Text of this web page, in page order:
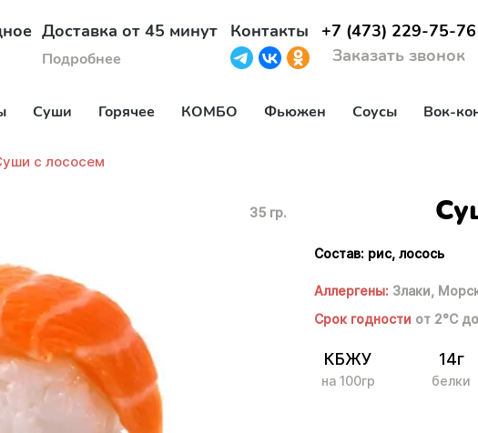
Доставка от 45 минут
Подробнее
Контакты
+7 (473) 229-75-76
Заказать звонок
Суши Горячее КОМБО Фьюжен Соусы Вок-
с лососем
35 гр.
Состав: рис, лосось
Аллергены: Злаки,
Срок годности от 2°С
КБЖУ
на 100гр
14г
белки